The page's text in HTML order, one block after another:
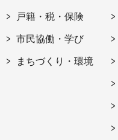
戸籍・税・保険
市民協働・学び
まちづくり・環境